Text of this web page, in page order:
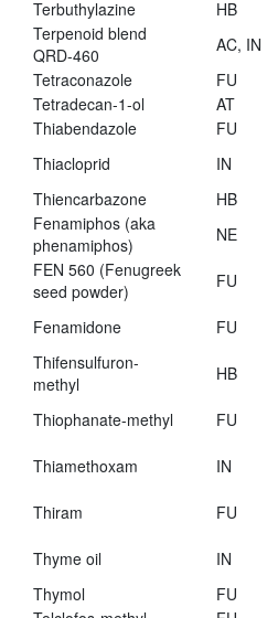
Terbuthylazine
HB
Terpenoid blend
QRD-460
AC, IN
Tetraconazole
FU
Tetradecan-1-ol
AT
Thiabendazole
FU
Thiacloprid
IN
Thiencarbazone
HB
Fenamiphos (aka
phenamiphos)
NE
FEN 560 (Fenugreek
seed powder)
FU
Fenamidone FU
Thifensulfuron-
methyl
HB
Thiophanate-methyl FU
Thiamethoxam
IN
Thiram FU
Thyme oil IN
Thymol
FU